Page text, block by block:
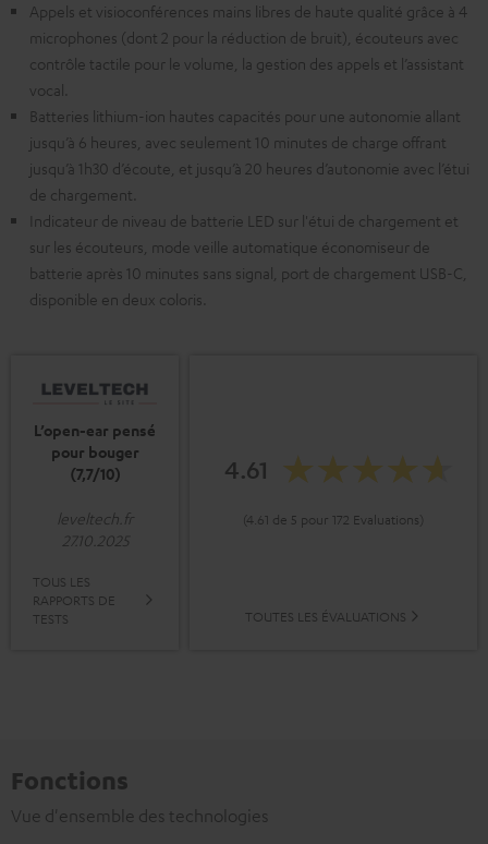
Appels et visioconférences mains libres de haute qualité grâce à 4
microphones (dont 2 pour la réduction de bruit), écouteurs avec
contrôle tactile pour le volume, la gestion des appels et l’assistant
vocal.
Batteries lithium-ion hautes capacités pour une autonomie allant
jusqu’à 6 heures, avec seulement 10 minutes de charge offrant
jusqu’à 1h30 d’écoute, et jusqu’à 20 heures d’autonomie avec l’étui
de chargement.
Indicateur de niveau de batterie LED sur l'étui de chargement et
sur les écouteurs, mode veille automatique économiseur de
batterie après 10 minutes sans signal, port de chargement USB-C,
disponible en deux coloris.
L’open-ear pensé
pour bouger
(7,7/10)
leveltech.fr
27.10.2025
TOUS LES
RAPPORTS DE
TESTS
4.61
(4.61 de 5 pour 172 Evaluations)
TOUTES LES ÉVALUATIONS
Fonctions
Vue d'ensemble des technologies